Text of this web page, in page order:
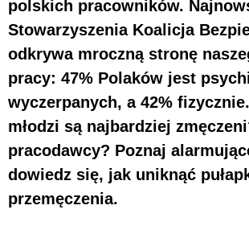
polskich pracowników.
Stowarzyszenia Koalicja
odkrywa mroczną stronę
pracy: 47% Polaków jest
wyczerpanych, a 42%
młodzi są najbardziej
pracodawcy? Poznaj
dowiedz się, jak uniknąć
przemęczenia.